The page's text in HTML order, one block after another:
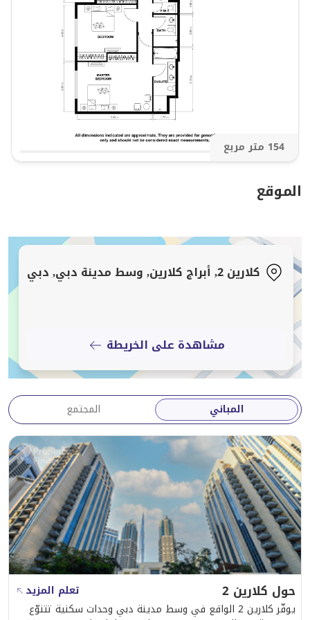
مثالية للمستأجرين الباحثين عن المساحة والموقع وحرية
اتصل ببن تشاندلر من وايت آند كو اليوم لتحديد موعد
154 متر مربع
الموقع
كلارين 2, أبراج كلارين, وسط مدينة دبي, دبي
مشاهدة على الخريطة
المباني المجتمع
حول كلارين 2
تعلم المزيد
يوفّر كلارين 2 الواقع في وسط مدينة دبي وحدات سكنية تتنوّع